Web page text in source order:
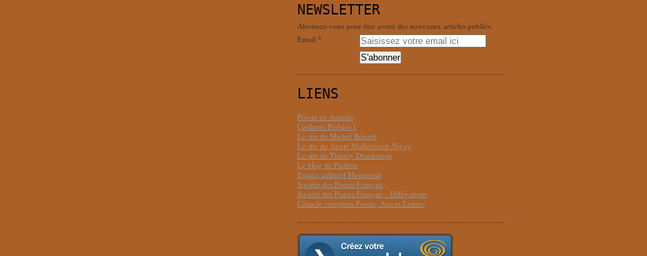
NEWSLETTER
Abonnez-vous pour être averti des nouveaux articles publiés.
Email
LIENS
Poésie en Amitiés
Couleurs Poésies 1
Le site de Michel Bénard
Le site de Annie Mullenbach-Nigay
Le site de Thierry Deschamps
Le blog de Pierfetz
Espace culturel Mompezat
Société des Poètes Français
Société des Poètes Français - Délégations
Cénacle européen Poésie, Arts et Lettres